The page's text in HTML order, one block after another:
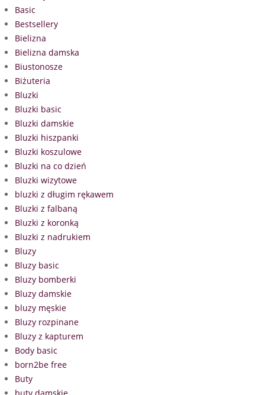
Basic
Bestsellery
Bielizna
Bielizna damska
Biustonosze
Biżuteria
Bluzki
Bluzki basic
Bluzki damskie
Bluzki hiszpanki
Bluzki koszulowe
Bluzki na co dzień
Bluzki wizytowe
bluzki z długim rękawem
Bluzki z falbaną
Bluzki z koronką
Bluzki z nadrukiem
Bluzy
Bluzy basic
Bluzy bomberki
Bluzy damskie
bluzy męskie
Bluzy rozpinane
Bluzy z kapturem
Body basic
born2be free
Buty